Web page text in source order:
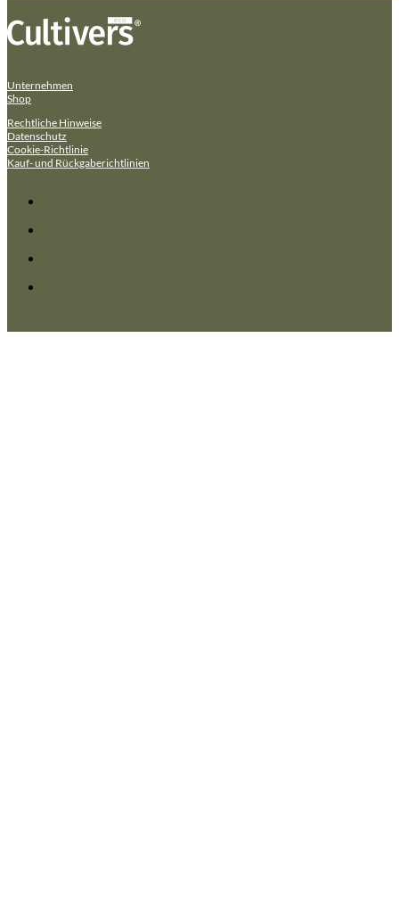
Unternehmen
Shop
Rechtliche Hinweise
Datenschutz
Cookie-Richtlinie
Kauf- und Rückgaberichtlinien